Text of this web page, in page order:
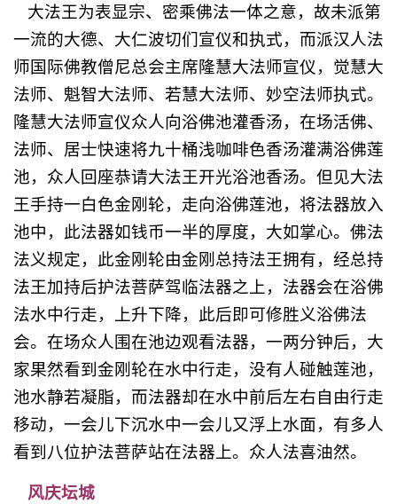
大法王为表显宗、密乘佛法一体之意，故未派第
一流的大德、大仁波切们宣仪和执式，而派汉人法
师国际佛教僧尼总会主席隆慧大法师宣仪，觉慧大
法师、魁智大法师、若慧大法师、妙空法师执式。
隆慧大法师宣仪众人向浴佛池灌香汤，在场活佛、
法师、居士快速将九十桶浅咖啡色香汤灌满浴佛莲
池，众人回座恭请大法王开光浴池香汤。但见大法
王手持一白色金刚轮，走向浴佛莲池，将法器放入
池中，此法器如钱币一半的厚度，大如掌心。佛法
法义规定，此金刚轮由金刚总持法王拥有，经总持
法王加持后护法菩萨驾临法器之上，法器会在浴佛
法水中行走，上升下降，此后即可修胜义浴佛法
会。在场众人围在池边观看法器，一两分钟后，大
家果然看到金刚轮在水中行走，没有人碰触莲池，
池水静若凝脂，而法器却在水中前后左右自由行走
移动，一会儿下沉水中一会儿又浮上水面，有多人
看到八位护法菩萨站在法器上。众人法喜油然。
风庆坛城